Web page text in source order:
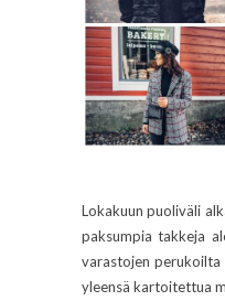
Lokakuun puoliväli
paksumpia takkeja
varastojen
yleensä kartoitettua